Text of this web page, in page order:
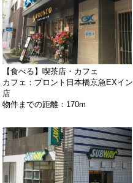
【食べる】喫茶店・カフェ
カフェ：プロント日本橋京急EXイン
店
物件までの距離：170m